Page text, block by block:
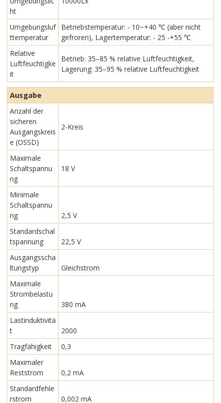
ht
Umgebungsluf
ttemperatur
Betriebstemperatur: - 10~+40 ℃ (aber nicht
gefroren), Lagertemperatur: - 25 -+55 ℃
Relative
Luftfeuchtigke
it
Betrieb: 35–85 % relative Luftfeuchtigkeit,
Lagerung: 35–95 % relative Luftfeuchtigkeit
Ausgabe
Anzahl der
sicheren
Ausgangskreis
e (OSSD)
2-Kreis
Maximale
Schaltspannu
ng
18 V
Minimale
Schaltspannu
ng
2,5 V
Standardschal
tspannung
22,5 V
Ausgangsscha
ltungstyp
Gleichstrom
Maximale
Strombelastu
ng
380 mA
Lastinduktivitä
t
2000
Tragfähigkeit
0,3
Maximaler
Reststrom
0,2 mA
Standardfehle
rstrom
0,002 mA